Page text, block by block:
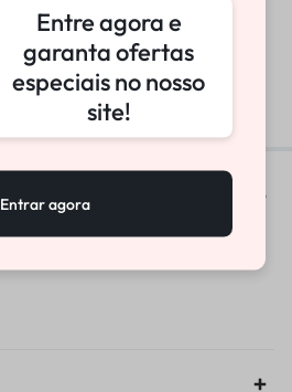
Entre agora e
garanta ofertas
especiais no nosso
site!
Entrar agora